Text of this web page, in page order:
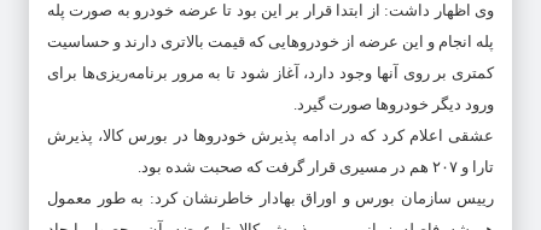
وی اظهار داشت: از ابتدا قرار بر این بود تا عرضه خودرو به صورت پله
پله انجام و این عرضه از خودروهایی که قیمت بالاتری دارند و حساسیت
کمتری بر روی آنها وجود دارد، آغاز شود تا به مرور برنامه‌ریزی‌ها برای
ورود دیگر خودروها صورت گیرد.
عشقی اعلام کرد که در ادامه پذیرش خودروها در بورس کالا، پذیرش
تارا و ٢٠٧ هم در مسیری قرار گرفت که صحبت شده بود.
رییس سازمان بورس و اوراق بهادار خاطرنشان کرد: به طور معمول